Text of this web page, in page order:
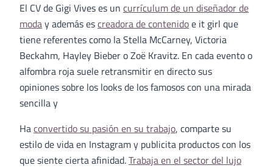
El CV de Gigi Vives es un currículum de un diseñador de
moday además escreadora de contenidoe it girl que
tiene referentes como la Stella McCarney, Victoria
Beckahm, Hayley Bieber o Zoë Kravitz. En cada evento o
alfombra roja suele retransmitir en directo sus
opiniones sobre los looks de los famosos con una mirada
sencilla y
Haconvertido su pasión en su trabajo, comparte su
estilo de vida en Instagram y publicita productos con los
que siente cierta afinidad.Trabaja en el sector del lujo